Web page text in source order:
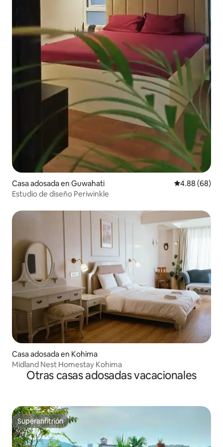
Casa adosada en Guwahati Calificación
4.88 (68)
Estudio de diseño Periwinkle
Casa adosada en Kohima
Midland Nest Homestay Kohima
Otras casas adosadas vacacionales
Superanfitrión
Superanfitrión